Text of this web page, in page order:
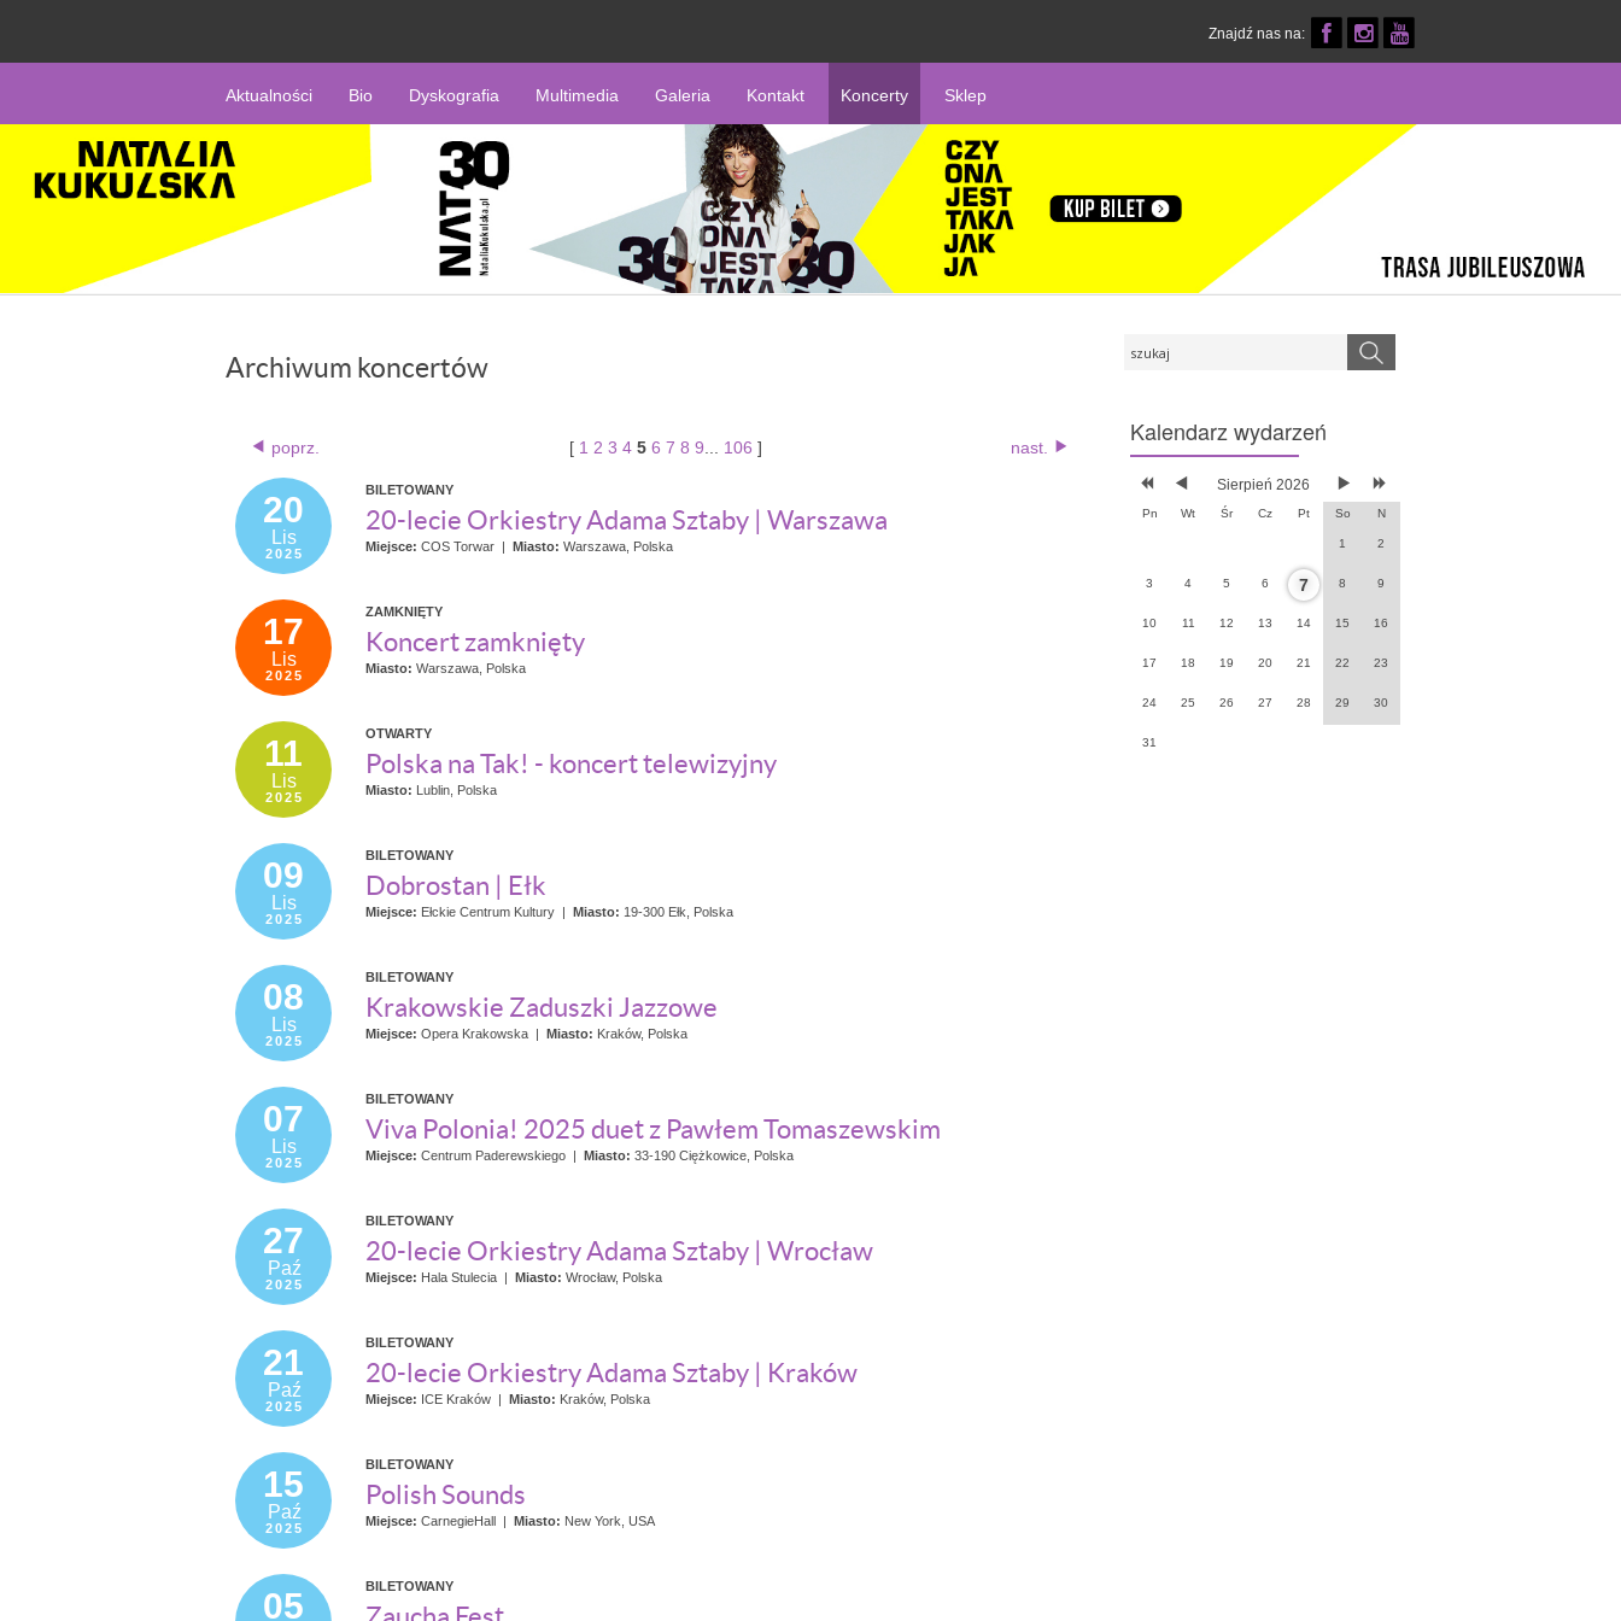
Znajdź nas na:
Aktualności Bio Dyskografia Multimedia Galeria Kontakt Koncerty Sklep
Archiwum koncertów
poprz. nast.
[ 1 2 3 4 5 6 7 8 9 106 ]
20
Lis
2025
BILETOWANY
20-lecie Orkiestry Adama Sztaby | Warszawa
Miejsce: COS Torwar | Miasto: Warszawa, Polska
17
Lis
2025
ZAMKNIĘTY
Koncert zamknięty
Miasto: Warszawa, Polska
11
Lis
2025
OTWARTY
Polska na Tak! - koncert telewizyjny
Miasto: Lublin, Polska
09
Lis
2025
BILETOWANY
Dobrostan | Ełk
Miejsce: Ełckie Centrum Kultury | Miasto: 19-300 Ełk, Polska
08
Lis
2025
BILETOWANY
Krakowskie Zaduszki Jazzowe
Miejsce: Opera Krakowska | Miasto: Kraków, Polska
07
Lis
2025
BILETOWANY
Viva Polonia! 2025 duet z Pawłem Tomaszewskim
Miejsce: Centrum Paderewskiego | Miasto: 33-190 Ciężkowice, Polska
27
Paź
2025
BILETOWANY
20-lecie Orkiestry Adama Sztaby | Wrocław
Miejsce: Hala Stulecia | Miasto: Wrocław, Polska
21
Paź
2025
BILETOWANY
20-lecie Orkiestry Adama Sztaby | Kraków
Miejsce: ICE Kraków | Miasto: Kraków, Polska
15
Paź
2025
BILETOWANY
Polish Sounds
Miejsce: CarnegieHall | Miasto: New York, USA
05 BILETOWANY
Kalendarz wydarzeń
Sierpień 2026
Pn Wt Śr Cz Pt So N
1 2
3 4 5 6 7 8 9
10 11 12 13 14 15 16
17 18 19 20 21 22 23
24 25 26 27 28 29 30
31